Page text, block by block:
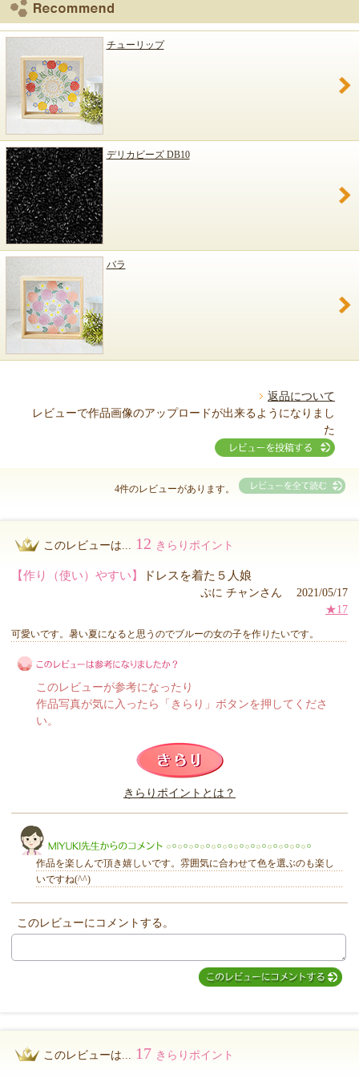
チューリップ
デリカビーズ DB10
バラ
返品について
レビューで作品画像のアップロードが出来るようになりまし
た
4件のレビューがあります。
このレビューは... 12 きらりポイント
【作り（使い）やすい】 ドレスを着た５人娘
ぷに チャンさん 2021/05/17
★17
可愛いです。暑い夏になると思うのでブルーの女の子を作りたいです。
このレビューは参考になりましたか？
このレビューが参考になったり
作品写真が気に入ったら「きらり」ボタンを押してくださ
い。
きらりポイントとは？
作品を楽しんで頂き嬉しいです。雰囲気に合わせて色を選ぶのも楽し
いですね(^^)
このレビューにコメントする。
このレビューは... 17 きらりポイント